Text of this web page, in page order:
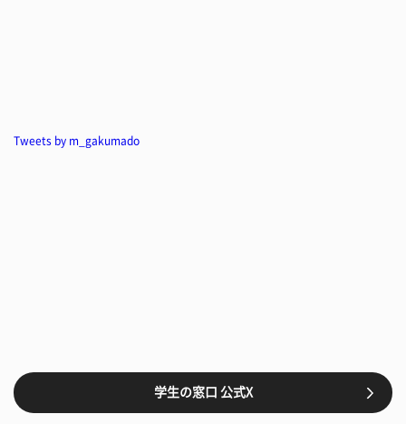
Tweets by m_gakumado
学生の窓口 公式X